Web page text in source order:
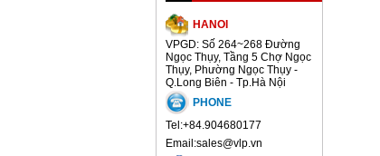
HANOI
VPGD: Số 264~268 Đường
Ngọc Thụy, Tầng 5 Chợ Ngọc
Thụy, Phường Ngọc Thụy -
Q.Long Biên - Tp.Hà Nội
PHONE
Tel:+84.904680177
Email:sales@vlp.vn